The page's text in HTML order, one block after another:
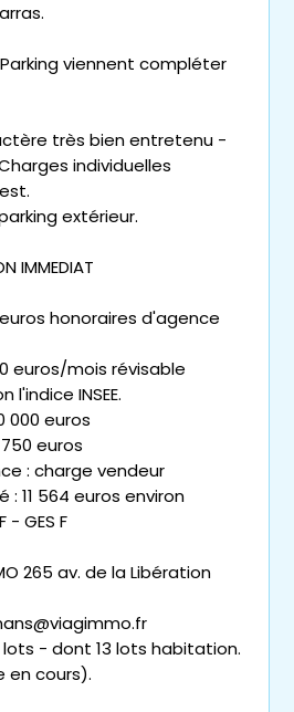
viennent compléter
très bien entretenu -
individuelles
extérieur.
IMMEDIAT
euros honoraires d'agence
euros/mois révisable
INSEE.
000 euros
750 euros
: charge vendeur
11 564 euros environ
- GES F
265 av. de la Libération
- dont 13 lots habitation.
en cours).